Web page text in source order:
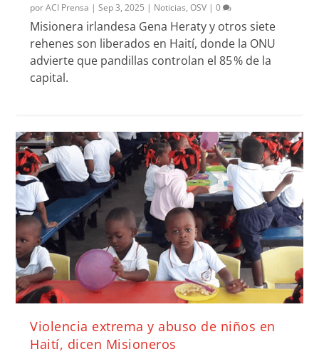
porACI Prensa |Sep 3, 2025 | Noticias,OSV |0
Misionera irlandesa Gena Heraty y otros siete
rehenes son liberados en Haití, donde la ONU
advierte que pandillas controlan el 85 % de la
capital.
Violencia extrema y abuso de niños en
Haití, dicen Misioneros